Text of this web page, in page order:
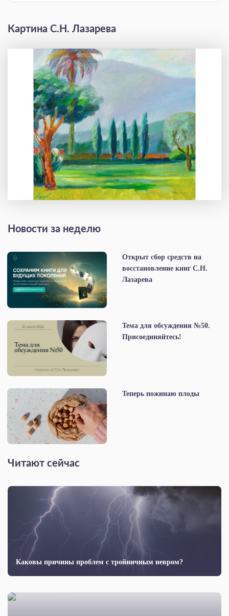
Картина С.Н. Лазарева
Новости за неделю
Открыт сбор средств на
восстановление книг С.Н.
Лазарева
Тема для обсуждения №50.
Присоединяйтесь!
Теперь пожинаю плоды
Читают сейчас
Каковы причины проблем с тройничным невром?